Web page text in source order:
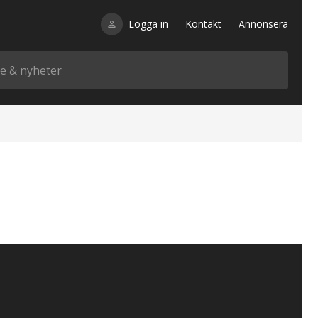
Logga in Kontakt Annonsera